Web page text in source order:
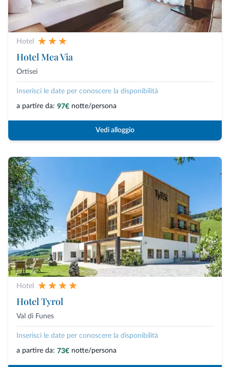
Hotel
Hotel Mea Via
Ortisei
Inserisci le date per conoscere la disponibilità
a partire da: 97€ notte/persona
Vedi alloggio
Hotel
Hotel Tyrol
Val di Funes
Inserisci le date per conoscere la disponibilità
a partire da: 73€ notte/persona